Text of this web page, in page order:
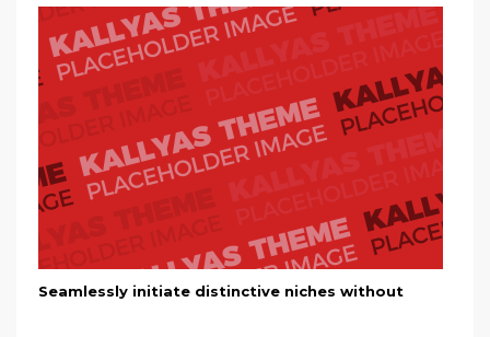
Seamlessly initiate distinctive niches without